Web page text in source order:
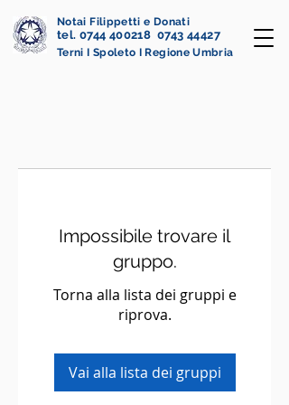
Notai Filippetti e Donati
tel. 0744 400218 0743 44427
Terni I Spoleto I Regione Umbria
Impossibile trovare il
gruppo.
Torna alla lista dei gruppi e
riprova.
Vai alla lista dei gruppi